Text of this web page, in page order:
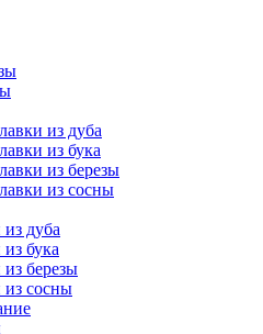
из дуба
из бука
из березы
из сосны
дуба
бука
березы
из сосны